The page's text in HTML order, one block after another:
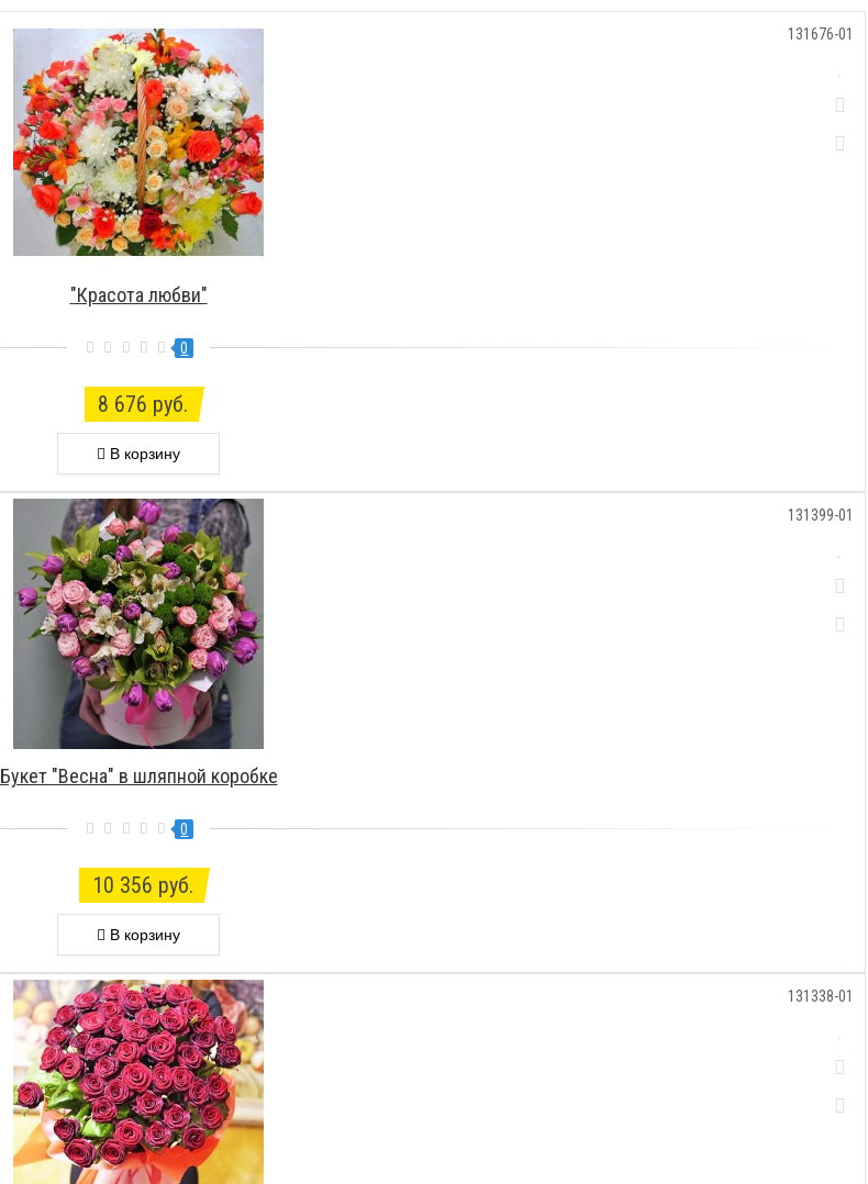
131676-01
"Красота любви"
0
8 676 руб.
В корзину
131399-01
Букет "Весна" в шляпной коробке
0
10 356 руб.
В корзину
131338-01